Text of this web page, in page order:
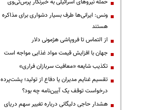
حمله نیروهای اسرائیلی به خبرنگار پرس‌تی‌وی
ونس: ایرانی‌ها طرف بسیار دشواری برای مذاکره
هستند
از التماس تا فروپاشی هژمونی دلار
جهان با افزایش قیمت مواد غذایی مواجه است
تکذیب شایعه «معافیت سربازان فراری»
تقسیم غنایم مدیران یا دفاع از تولید؛ پشت‌پرده
درخواست توقف یک آیین‌نامه چه بود؟
هشدار حاجی دلیگانی درباره تغییر سهم دریای